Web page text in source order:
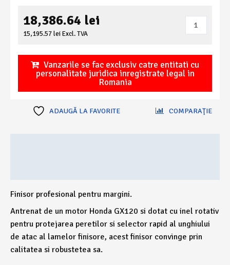
18,386.64 lei
15,195.57leiExcl. TVA
Cantitate
Finisor
de
margini
WTM600
Vanzarile se fac exclusiv catre entitati cu
personalitate juridica inregistrate legal in
Romania
ADAUGĂ LA FAVORITE COMPARAŢIE
Finisor profesional pentru margini.
Antrenat de un motor Honda GX120 si dotat cu inel rotativ
pentru protejarea peretilor si selector rapid al unghiului
de atac al lamelor finisore, acest finisor convinge prin
calitatea si robustetea sa.